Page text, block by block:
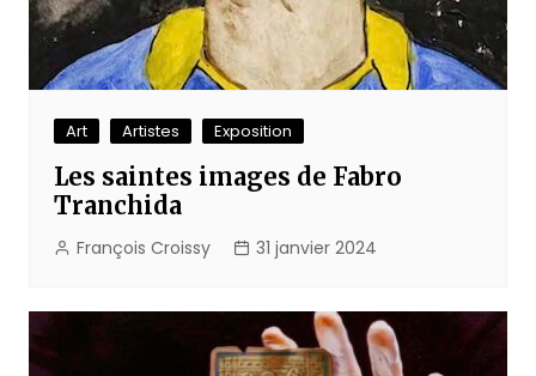
Art Artistes Exposition
Les saintes images de Fabro
Tranchida
François Croissy 31 janvier 2024